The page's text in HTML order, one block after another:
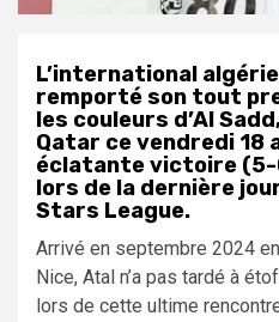
L’international
remporté son tout
les couleurs d’Al Sadd
Qatar cevendredi 18
éclatante victoire
lors de la dernière
Stars League.
Arrivé en septembre 2024
Nice, Atal n’a pas tardé à
lors de cette ultime